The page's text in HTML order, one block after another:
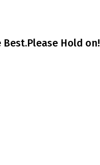
Best.Please Hold on!